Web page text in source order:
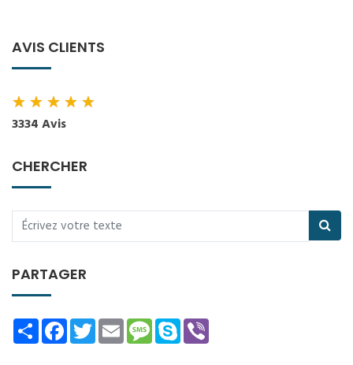
AVIS CLIENTS
★★★★★
3334 Avis
CHERCHER
PARTAGER
ShareFacebookTwitterEmailMessage
Skype